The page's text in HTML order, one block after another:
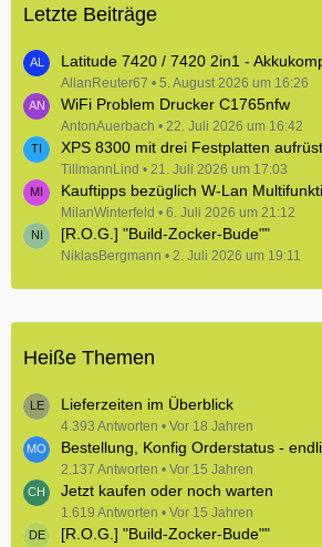
g
i
ä
g
e
e
e
i
t
r
ä
g
e
Letzte Beiträge
Latitude 7420 / 7420 2in1 -
AllanReuter67 5. August 2026 um 16:26
WiFi Problem Drucker C1765nfw
AntonAuerbach 22. Juli 2026 um 16:42
XPS 8300 mit drei Festplatten
TillmannLind 21. Juli 2026 um 17:03
Kauftipps bezüglich W-Lan
MilanWinterfeld 6. Juli 2026 um 21:12
[R.O.G.] "Build-Zocker-Bude""
NiklasBergmann 2. Juli 2026 um 19:11
Heiße Themen
Lieferzeiten im Überblick
4.393 Antworten Vor 18 Jahren
Bestellung, Konfig Orderstatus -
2.137 Antworten Vor 15 Jahren
Jetzt kaufen oder noch warten
1.619 Antworten Vor 15 Jahren
[R.O.G.] "Build-Zocker-Bude""